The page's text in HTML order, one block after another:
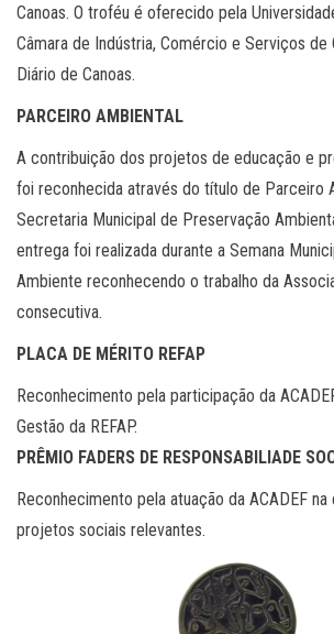
Canoas. O troféu é oferecido pela
Câmara de Indústria, Comércio e Serviços de
Diário de Canoas.
PARCEIRO AMBIENTAL
A contribuição dos projetos de educação e
foi reconhecida através do título de Parceiro
Secretaria Municipal de Preservação
entrega foi realizada durante a Semana
Ambiente reconhecendo o trabalho da
consecutiva.
PLACA DE MÉRITO REFAP
Reconhecimento pela participação da
Gestão da REFAP.
PRÊMIO FADERS DE RESPONSABILIADE
Reconhecimento pela atuação da ACADEF
projetos sociais relevantes.